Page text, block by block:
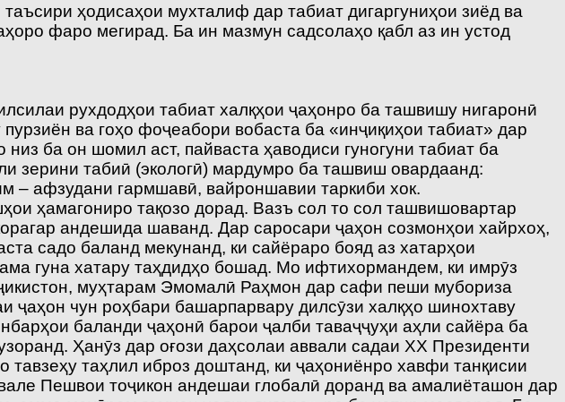
ҳодисаҳои мухталиф дар табиат дигаргуниҳои зиёд ва
фаро мегирад. Ба ин мазмун садсолаҳо қабл аз ин устод
рухдодҳои табиат халқҳои ҷаҳонро ба ташвишу нигаронӣ
ва гоҳо фоҷеабори вобаста ба «инҷиқиҳои табиат» дар
ба он шомил аст, пайваста ҳаводиси гуногуни табиат ба
табиӣ (экологӣ) мардумро ба ташвиш овардаанд:
– афзудани гармшавӣ, вайроншавии таркиби хок.
ҳамагониро тақозо дорад. Вазъ сол то сол ташвишовартар
андешида шаванд. Дар саросари ҷаҳон созмонҳои хайрхоҳ,
садо баланд мекунанд, ки сайёраро бояд аз хатарҳои
гуна хатару таҳдидҳо бошад. Мо ифтихормандем, ки имрӯз
муҳтарам Эмомалӣ Раҳмон дар сафи пеши мубориза
чун роҳбари башарпарвару дилсӯзи халқҳо шинохтаву
баланди ҷаҳонӣ барои ҷалби таваҷҷуҳи аҳли сайёра ба
Ҳанӯз дар оғози даҳсолаи аввали садаи XX Президенти
таҳлил иброз доштанд, ки ҷаҳониёнро хавфи танқисии
Пешвои тоҷикон андешаи глобалӣ доранд ва амалиёташон дар